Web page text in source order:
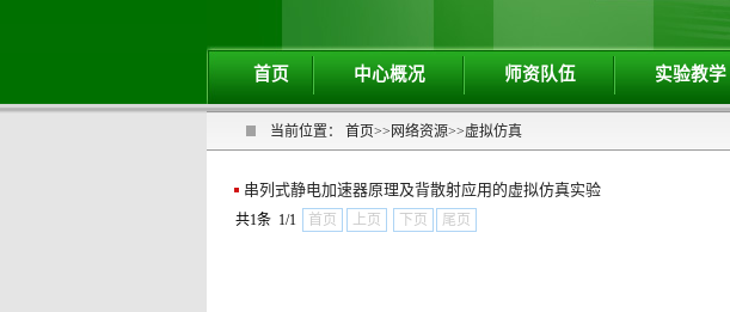
首页 中心概况 师资队伍 实验教学
当前位置： 首页>> 网络资源>>虚拟仿真
串列式静电加速器原理及背散射应用的虚拟仿真实验
共1条 1/1 首页 上页 下页 尾页